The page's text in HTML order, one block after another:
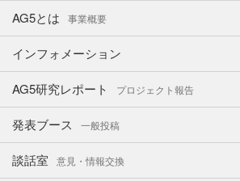
AG5とは 事業概要
インフォメーション
AG5研究レポート プロジェクト報告
発表ブース 一般投稿
談話室 意見・情報交換